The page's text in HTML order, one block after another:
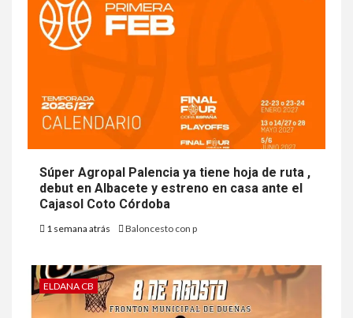
Súper Agropal Palencia ya tiene hoja de ruta ,
debut en Albacete y estreno en casa ante el
Cajasol Coto Córdoba
1 semana atrás Baloncesto con p
ELDANA CB